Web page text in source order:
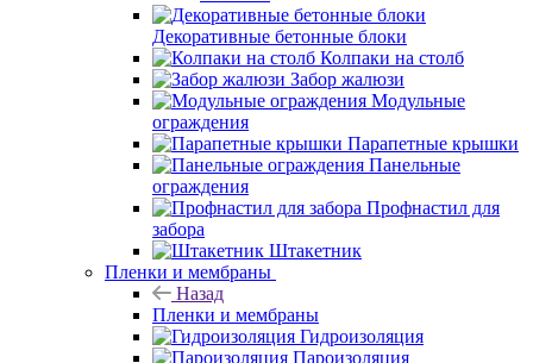
Декоративные бетонные блоки
Колпаки на столб
Забор жалюзи
Модульные
ограждения
Парапетные крышки
Панельные
ограждения
Профнастил для
забора
Штакетник
Пленки и мембраны
Назад
Пленки и мембраны
Гидроизоляция
Пароизоляция